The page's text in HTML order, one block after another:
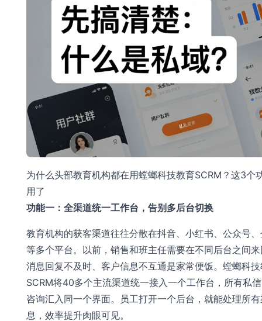
为什么头部教育机构都在用螳螂科技教育SCRM？这3个
用了
功能一：全渠道统一工作台，告别多后台切换
教育机构的获客渠道往往分散在抖音、小红书、公众号
等多个平台。以前，销售和班主任需要在不同后台之间
消息回复不及时、客户信息不互通是家常便饭。螳螂科
SCRM将40多个主流渠道统一接入一个工作台，所有私
咨询汇入同一个界面。员工打开一个后台，就能处理所
息，效率提升肉眼可见。